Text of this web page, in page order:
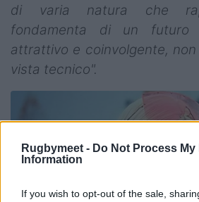
Rugbymeet - Do Not Process My
Information
If you wish to opt-out of the sale,
di varia natura che
fondamenta di un futuro
attrattivo e coinvolgente,
vista tecnico".